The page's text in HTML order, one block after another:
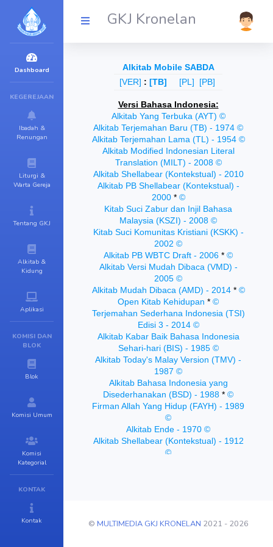
Dashboard
KEGEREJAAN
Ibadah &
Renungan
Liturgi &
Warta Gereja
Tentang GKJ
Alkitab &
Kidung
Aplikasi
KOMISI DAN
BLOK
Blok
Komisi Umum
Komisi
Kategorial
KONTAK
Kontak
GKJ Kronelan
© MULTIMEDIA GKJ KRONELAN 2021 - 2026